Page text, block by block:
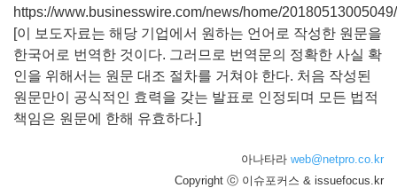
https://www.businesswire.com/news/home/
[이 보도자료는 해당 기업에서 원하는 언어로 작성한 원문을
한국어로 번역한 것이다. 그러므로 번역문의 정확한 사실 확
인을 위해서는 원문 대조 절차를 거쳐야 한다. 처음 작성된
원문만이 공식적인 효력을 갖는 발표로 인정되며 모든 법적
책임은 원문에 한해 유효하다.]
아나타라 web@netpro.co.kr
Copyright ⓒ 이슈포커스 & issuefocus.kr